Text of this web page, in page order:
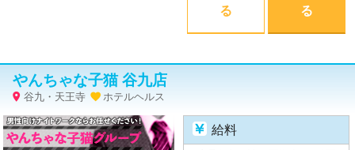
る
る
やんちゃな子猫 谷九店
 谷九・天王寺  ホテルヘルス
給料